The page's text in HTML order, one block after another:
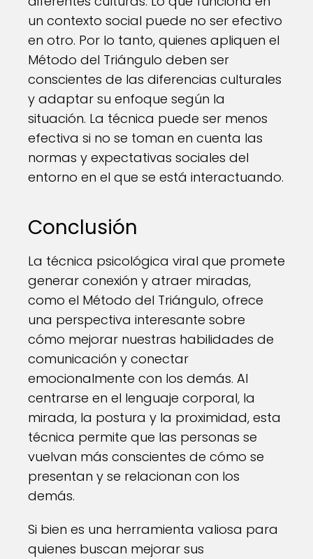
un contexto social puede no ser efectivo
en otro. Por lo tanto, quienes apliquen el
Método del Triángulo deben ser
conscientes de las diferencias culturales
y adaptar su enfoque según la
situación. La técnica puede ser menos
efectiva si no se toman en cuenta las
normas y expectativas sociales del
entorno en el que se está interactuando.
Conclusión
La técnica psicológica viral que promete
generar conexión y atraer miradas,
como el Método del Triángulo, ofrece
una perspectiva interesante sobre
cómo mejorar nuestras habilidades de
comunicación y conectar
emocionalmente con los demás. Al
centrarse en el lenguaje corporal, la
mirada, la postura y la proximidad, esta
técnica permite que las personas se
vuelvan más conscientes de cómo se
presentan y se relacionan con los
demás.
Si bien es una herramienta valiosa para
quienes buscan mejorar sus